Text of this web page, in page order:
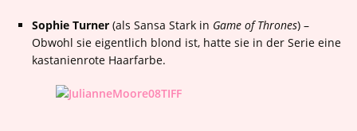
Sophie Turner (als Sansa Stark in Game of Thrones) –
Obwohl sie eigentlich blond ist, hatte sie in der Serie eine
kastanienrote Haarfarbe.